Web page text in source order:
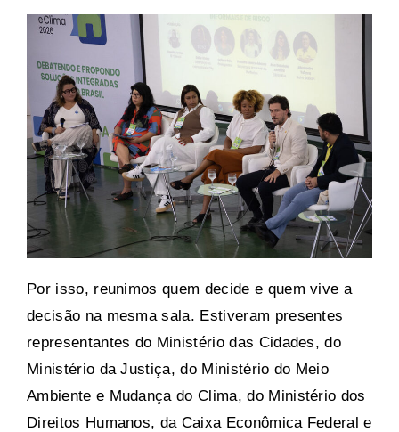
Por isso, reunimos quem decide e quem vive a
decisão na mesma sala. Estiveram presentes
representantes do Ministério das Cidades, do
Ministério da Justiça, do Ministério do Meio
Ambiente e Mudança do Clima, do Ministério dos
Direitos Humanos, da Caixa Econômica Federal e